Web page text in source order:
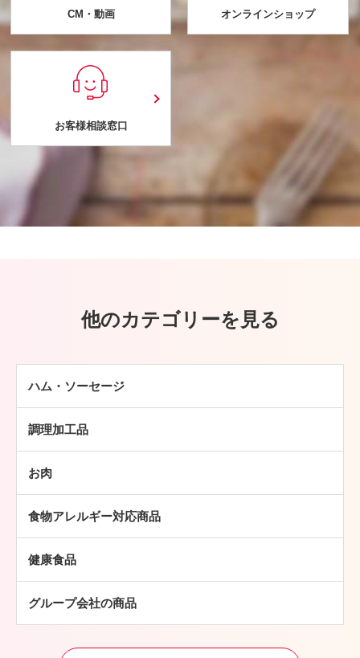
CM・動画 オンラインショップ
お客様相談窓口
他のカテゴリーを見る
ハム・ソーセージ
その他
調理加工品
チキン加工品
パン・ピザ
常温食品
冷凍食品
その他
お肉
鶏肉
食物アレルギー対応商品
健康食品
グループ会社の商品